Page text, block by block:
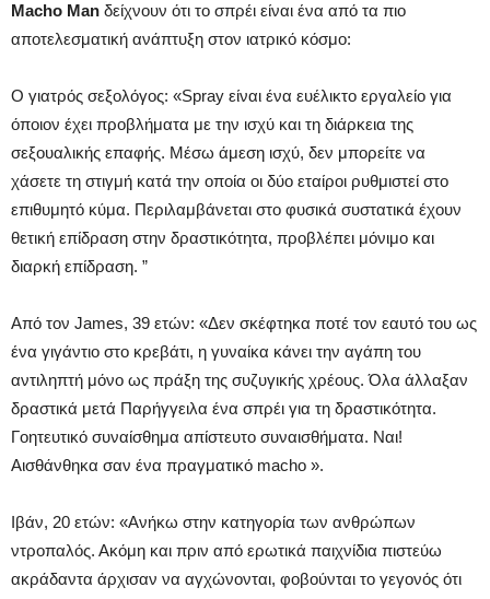
Macho Man δείχνουν ότι το σπρέι είναι ένα από τα πιο
αποτελεσματική ανάπτυξη στον ιατρικό κόσμο:
Ο γιατρός σεξολόγος: «Spray είναι ένα ευέλικτο εργαλείο για
όποιον έχει προβλήματα με την ισχύ και τη διάρκεια της
σεξουαλικής επαφής. Μέσω άμεση ισχύ, δεν μπορείτε να
χάσετε τη στιγμή κατά την οποία οι δύο εταίροι ρυθμιστεί στο
επιθυμητό κύμα. Περιλαμβάνεται στο φυσικά συστατικά έχουν
θετική επίδραση στην δραστικότητα, προβλέπει μόνιμο και
διαρκή επίδραση. ”
Από τον James, 39 ετών: «Δεν σκέφτηκα ποτέ τον εαυτό του ως
ένα γιγάντιο στο κρεβάτι, η γυναίκα κάνει την αγάπη του
αντιληπτή μόνο ως πράξη της συζυγικής χρέους. Όλα άλλαξαν
δραστικά μετά Παρήγγειλα ένα σπρέι για τη δραστικότητα.
Γοητευτικό συναίσθημα απίστευτο συναισθήματα. Ναι!
Αισθάνθηκα σαν ένα πραγματικό macho ».
Ιβάν, 20 ετών: «Ανήκω στην κατηγορία των ανθρώπων
ντροπαλός. Ακόμη και πριν από ερωτικά παιχνίδια πιστεύω
ακράδαντα άρχισαν να αγχώνονται, φοβούνται το γεγονός ότι